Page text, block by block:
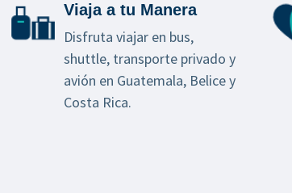
Viaja a tu Manera
Disfruta viajar en bus,
shuttle, transporte privado y
avión en Guatemala, Belice y
Costa Rica.